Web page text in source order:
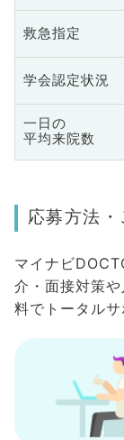
救急指定
学会認定状況
一日の
平均来院数
応募方法
マイナビ
介・面接対策
料でトータルサ